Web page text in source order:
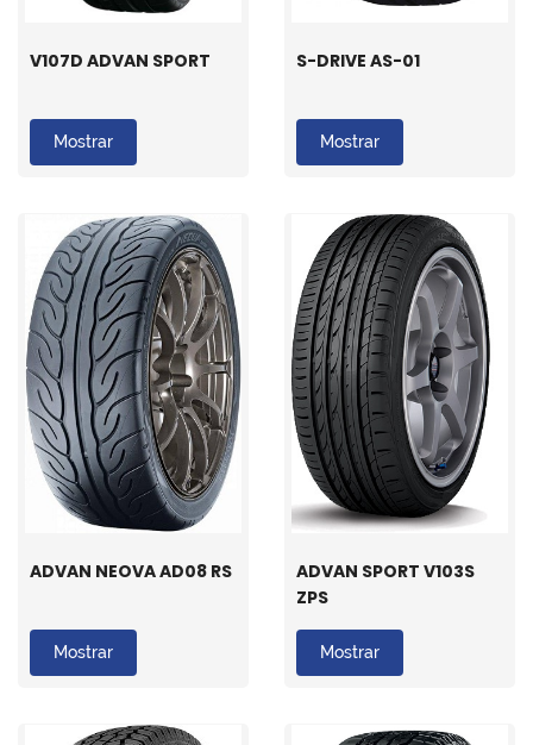
V107D ADVAN SPORT
Mostrar
S-DRIVE AS-01
Mostrar
ADVAN NEOVA AD08 RS
Mostrar
ADVAN SPORT V103S
ZPS
Mostrar